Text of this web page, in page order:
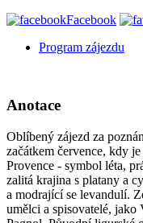
Facebook
Program zájezdu
Anotace
Oblíbený zájezd za
začátkem července, kdy
Provence - symbol léta,
zalitá krajina s platany a
a modrající se levandulí.
umělci a spisovatelé, jako